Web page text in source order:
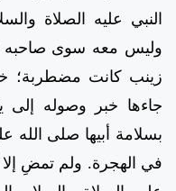
النبي عليه الصلاة
وليس معه سوى صاحبه
زينب كانت مضطربة؛
جاءها خبر وصوله إلى
بسلامة أبيها صلى الله
في الهجرة. ولم تمضِ